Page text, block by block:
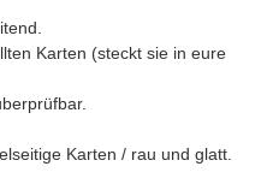
Karten (steckt sie in eure
Karten / rau und glatt.